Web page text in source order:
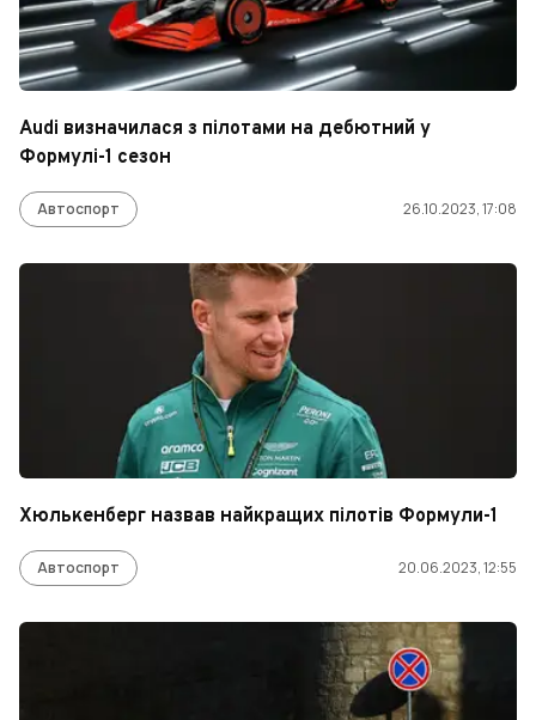
Audi визначилася з пілотами на дебютний у
Формулі-1 сезон
Автоспорт 26.10.2023, 17:08
Хюлькенберг назвав найкращих пілотів Формули-1
Автоспорт 20.06.2023, 12:55